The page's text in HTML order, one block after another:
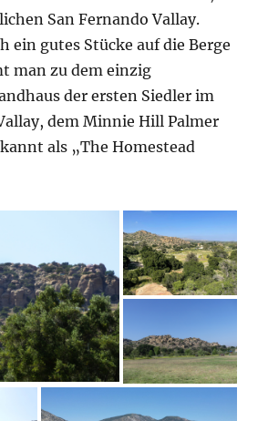
San Fernando Vallay.
ein gutes Stücke auf die Berge
man zu dem einzig
der ersten Siedler im
dem Minnie Hill Palmer
als „The Homestead